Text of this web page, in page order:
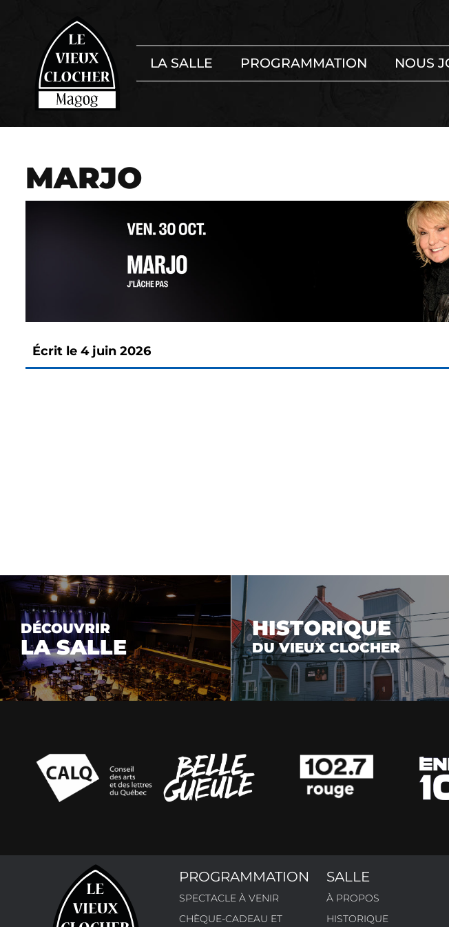
LA SALLE PROGRAMMATION NOUS
MARJO
Écrit le 4 juin 2026
DÉCOUVRIR
LA SALLE
HISTORIQUE
DU VIEUX CLOCHER
PROGRAMMATION
SPECTACLE À VENIR
CHÈQUE-CADEAU ET
SALLE
À PROPOS
HISTORIQUE